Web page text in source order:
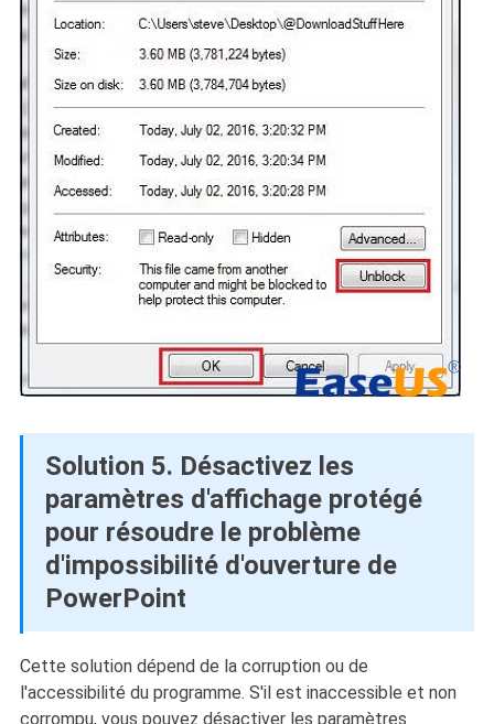
Solution 5. Désactivez les
paramètres d'affichage protégé
pour résoudre le problème
d'impossibilité d'ouverture de
PowerPoint
Cette solution dépend de la corruption ou de
l'accessibilité du programme. S'il est inaccessible et non
corrompu, vous pouvez désactiver les paramètres